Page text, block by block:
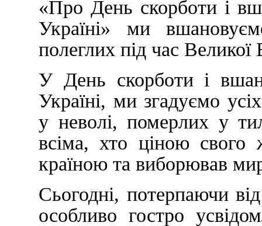
«Про День скорботи і
Україні» ми
полеглих під час Великої
У День скорботи і
Україні, ми згадуємо
у неволі, померлих у
всіма, хто ціною свого
країною та виборював
Сьогодні, потерпаючи
особливо гостро